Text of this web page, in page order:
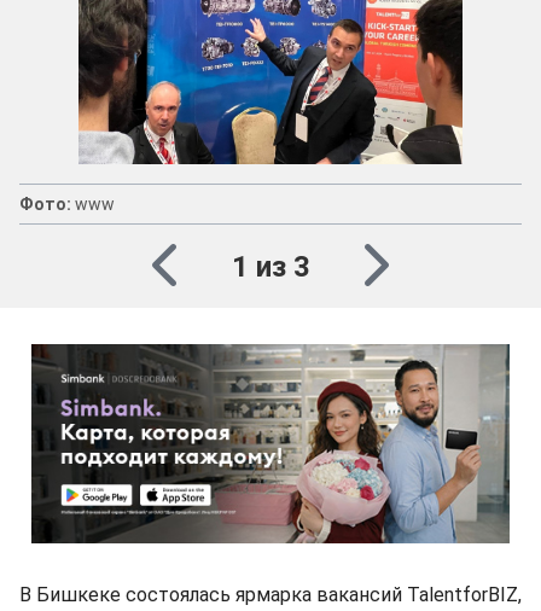
Фото: www
1 из 3
В Бишкеке состоялась ярмарка вакансий TalentforBIZ,